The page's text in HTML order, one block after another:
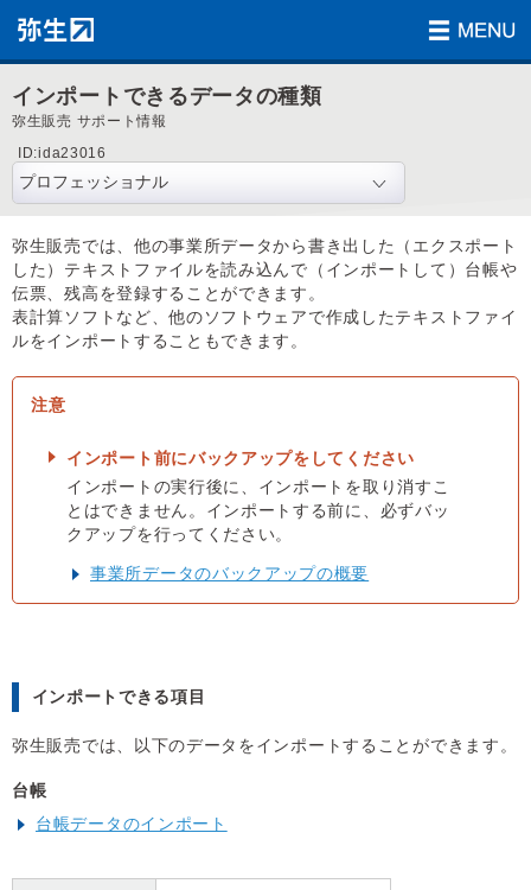
インポートできるデータの種類
弥生販売 サポート情報
ID:ida23016
弥生販売では、他の事業所データから書き出した（エクスポート
した）テキストファイルを読み込んで（インポートして）台帳や
伝票、残高を登録することができます。
表計算ソフトなど、他のソフトウェアで作成したテキストファイ
ルをインポートすることもできます。
インポート前にバックアップをしてください
インポートの実行後に、インポートを取り消すこ
とはできません。インポートする前に、必ずバッ
クアップを行ってください。
事業所データのバックアップの概要
インポートできる項目
弥生販売では、以下のデータをインポートすることができます。
台帳
台帳データのインポート